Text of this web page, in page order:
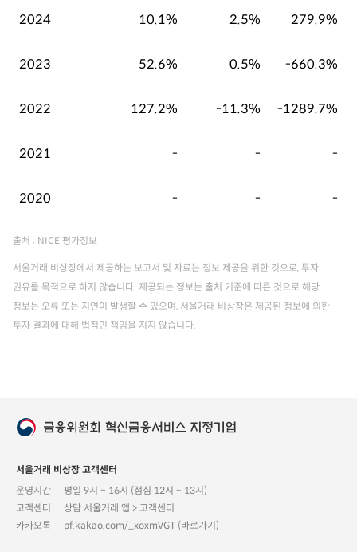
2024 10.1% 2.5% 279.9%
2023 52.6% 0.5% -660.3%
2022 127.2% -11.3% -1289.7%
2021 - - -
2020 - - -
출처 : NICE 평가정보
서울거래 비상장에서 제공하는 보고서 및 자료는 정보 제공을 위한 것으로, 투자
권유를 목적으로 하지 않습니다. 제공되는 정보는 출처 기준에 따른 것으로 해당
정보는 오류 또는 지연이 발생할 수 있으며, 서울거래 비상장은 제공된 정보에 의한
투자 결과에 대해 법적인 책임을 지지 않습니다.
서울거래 비상장 고객센터
운영시간
평일 9시 ~ 16시 (점심 12시 ~ 13시)
고객센터
상담 서울거래 앱 > 고객센터
카카오톡
pf.kakao.com/_xoxmVGT (바로가기)